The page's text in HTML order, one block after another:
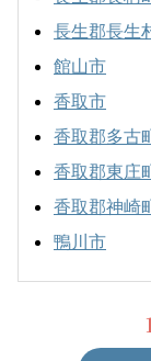
長生郡長生
館山市
香取市
香取郡多古
香取郡東庄
香取郡神崎
鴨川市